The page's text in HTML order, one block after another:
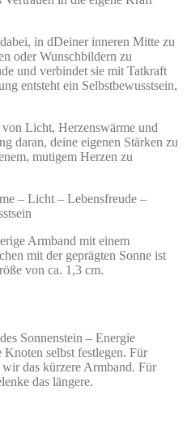
in dDeiner inneren Mitte zu
oder Wunschbildern zu
und verbindet sie mit Tatkraft
entsteht ein Selbstbewusstsein,
Licht, Herzenswärme und
daran, deine eigenen Stärken zu
mutigem Herzen zu
– Licht – Lebensfreude –
Armband mit einem
mit der geprägten Sonne ist
von ca. 1,3 cm.
Sonnenstein – Energie
selbst festlegen. Für
das kürzere Armband. Für
das längere.